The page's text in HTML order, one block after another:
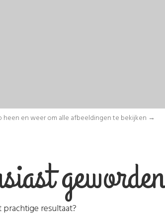
heen en weer om alle afbeeldingen te bekijken →
resultaat?